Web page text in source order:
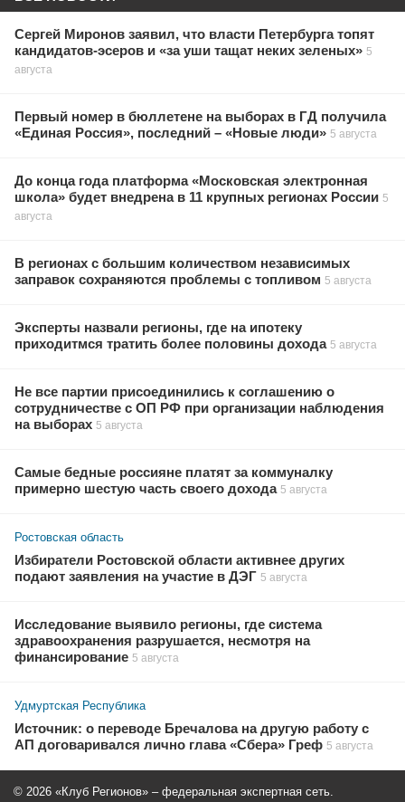
Сергей Миронов заявил, что власти Петербурга топят
кандидатов-эсеров и «за уши тащат неких зеленых» 5
августа
Первый номер в бюллетене на выборах в ГД получила
«Единая Россия», последний – «Новые люди» 5 августа
До конца года платформа «Московская электронная
школа» будет внедрена в 11 крупных регионах России 5
августа
В регионах с большим количеством независимых
заправок сохраняются проблемы с топливом 5 августа
Эксперты назвали регионы, где на ипотеку
приходитмся тратить более половины дохода 5 августа
Не все партии присоединились к соглашению о
сотрудничестве с ОП РФ при организации наблюдения
на выборах 5 августа
Самые бедные россияне платят за коммуналку
примерно шестую часть своего дохода 5 августа
Ростовская область
Избиратели Ростовской области активнее других
подают заявления на участие в ДЭГ 5 августа
Исследование выявило регионы, где система
здравоохранения разрушается, несмотря на
финансирование 5 августа
Удмуртская Республика
Источник: о переводе Бречалова на другую работу с
АП договаривался лично глава «Сбера» Греф 5 августа
© 2026 «Клуб Регионов» – федеральная экспертная сеть.